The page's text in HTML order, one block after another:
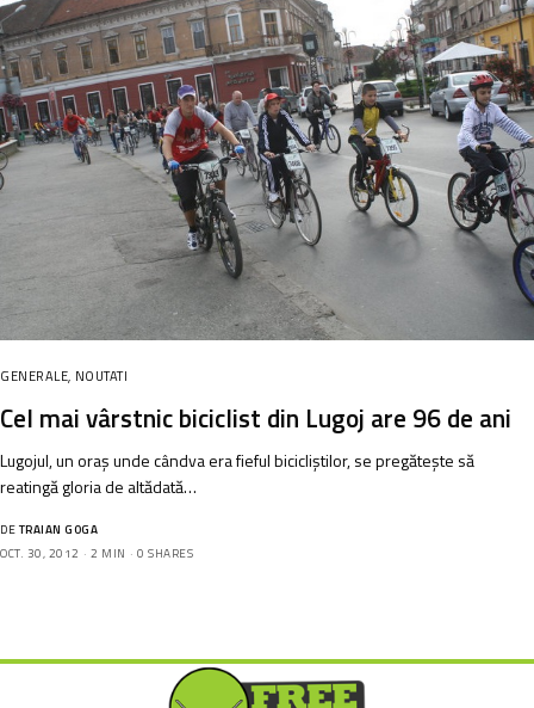
GENERALE, NOUTATI
Cel mai vârstnic biciclist din Lugoj are 96 de ani
Lugojul, un oraș unde cândva era fieful bicicliștilor, se pregătește să
reatingă gloria de altădată…
DE TRAIAN GOGA
OCT. 30, 2012
2 MIN 0 SHARES